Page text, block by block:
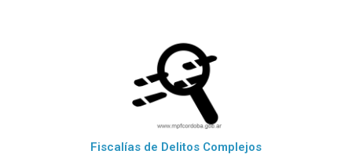
Fiscalías de Delitos Complejos